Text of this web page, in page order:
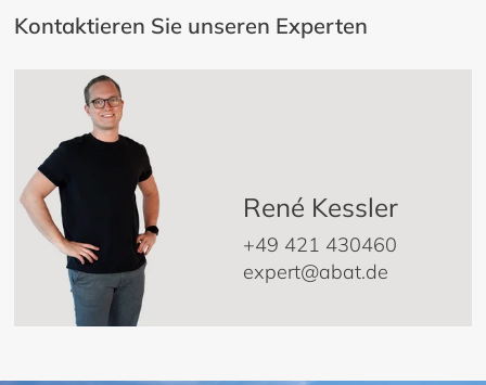
Kontaktieren Sie unseren Experten
René Kessler
+49 421 430460
expert@abat.de